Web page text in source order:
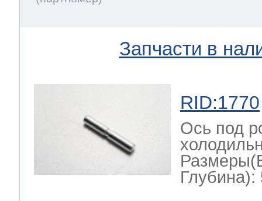
морозилок
Запчасти в
RID:1770
Ось под
Глубина):